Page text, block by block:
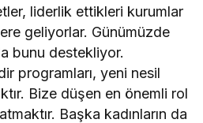
liderlik ettikleri kurumlar
geliyorlar. Günümüzde
bunu destekliyor.
programları, yeni nesil
Bize düşen en önemli rol
Başka kadınların da